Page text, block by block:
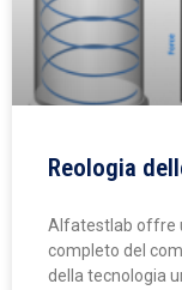
Reologia
Alfatestlab offre
completo del
della tecnologia